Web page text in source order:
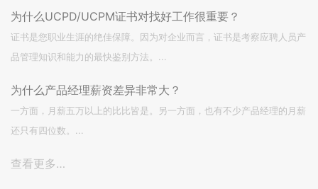
为什么UCPD/UCPM证书对找好工作很重要？
证书是您职业生涯的绝佳保障。因为对企业而言，证书是考察应聘人员产
品管理知识和能力的最快鉴别方法。...
为什么产品经理薪资差异非常大？
一方面，月薪五万以上的比比皆是。另一方面，也有不少产品经理的月薪
还只有四位数。...
查看更多…